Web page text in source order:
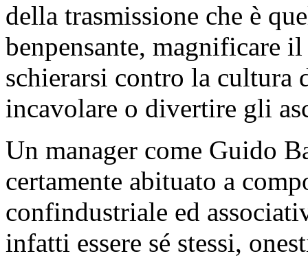
della trasmissione che è
benpensante, magnificare
schierarsi contro la cultura
incavolare o divertire gli
Un manager come Guido
certamente abituato a
confindustriale ed
infatti essere sé stessi,